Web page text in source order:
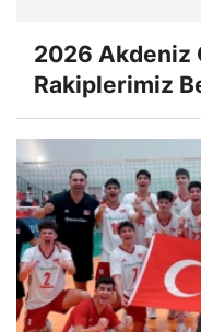
2026 Akdeniz
Rakiplerimiz